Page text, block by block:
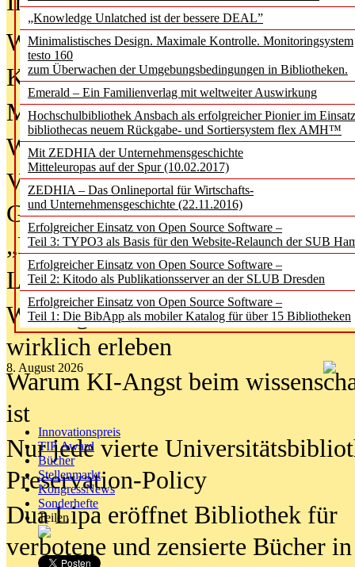
„Knowledge Unlatched ist der bessere DEAL”
Minimalistisches Design. Maximale Kontrolle. Monitoringsystem
testo 160
zum Überwachen der Umgebungsbedingungen in Bibliotheken.
Emerald – Ein Familienverlag mit weltweiter Auswirkung
Hochschulbibliothek Ansbach als erfolgreicher Pionier im
bibliothecas neuem Rückgabe- und Sortiersystem flex AMH™
Mit ZEDHIA der Unternehmensgeschichte
Mitteleuropas auf der Spur (10.02.2017)
ZEDHIA – Das Onlineportal für Wirtschafts-
und Unternehmensgeschichte (22.11.2016)
Erfolgreicher Einsatz von Open Source Software –
Teil 3: TYPO3 als Basis für den Website-Relaunch der SUB
Erfolgreicher Einsatz von Open Source Software –
Teil 2: Kitodo als Publikationsserver an der SLUB Dresden
Erfolgreicher Einsatz von Open Source Software –
Teil 1: Die BibApp als mobiler Katalog für über 15 Bibliotheken
8. August 2026
Innovationspreis
TIP Award
Bücher
Stellenmarkt
KongressNews
Sonderhefte
Teilen
Was Hochschul­bibliotheken von
Kinder in der digitalen Welt
Metadaten als Infrastruktur
Wenn Bots katalogisieren
Von Abschlusskleidern bis
Geisterjagd-Ausrüstung in der
„Library of Things“ unterwegs
Lesen als Infrastrukturaufgabe
Wie Jugendliche Social Media
wirklich erleben
Warum KI-Angst beim
ist
Nur jede vierte
Preservation-Policy
Dua Lipa eröffnet Bibliothek für
verbotene und zensierte Bücher